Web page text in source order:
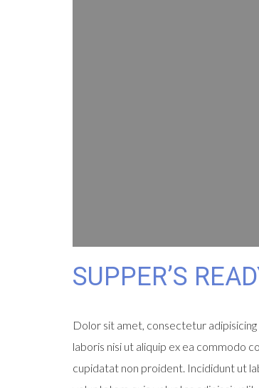
SUPPER’S
Dolor sit amet, consectetur
laboris nisi ut aliquip ex ea commodo
cupidatat non proident. Incididunt ut